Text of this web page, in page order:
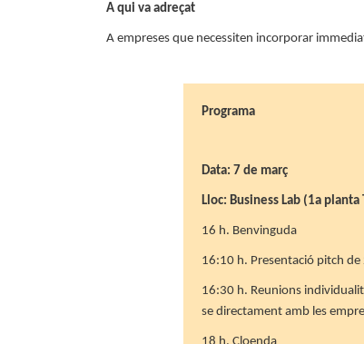
A qui va adreçat
A empreses que necessiten incorporar
Programa
Data: 7 de març
Lloc: Business Lab (1a planta
16 h. Benvinguda
16:10 h. Presentació pitch
16:30 h. Reunions
se directament amb les